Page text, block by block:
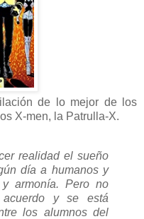
de lo mejor de los
X-men, la Patrulla-X.
realidad el sueño
día a humanos y
armonía. Pero no
y se está
los alumnos del